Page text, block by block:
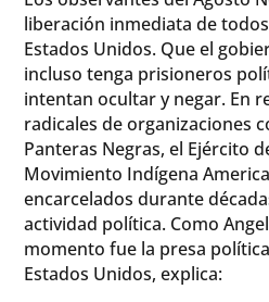
liberación inmediata de
Estados Unidos. Que el
incluso tenga prisioneros
intentan ocultar y negar. En
radicales de organizaciones
Panteras Negras, el Ejército
Movimiento Indígena
encarcelados durante
actividad política. Como
momento fue la presa
Estados Unidos, explica: